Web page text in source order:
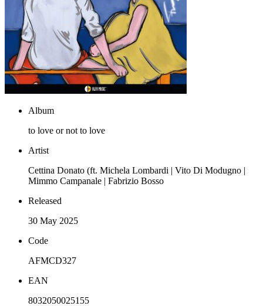
Album
to love or not to love
Artist
Cettina Donato (ft. Michela Lombardi | Vito Di Modugno |
Mimmo Campanale | Fabrizio Bosso
Released
30 May 2025
Code
AFMCD327
EAN
8032050025155